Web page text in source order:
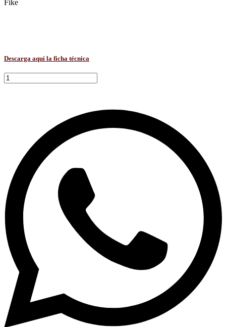
Fike
Descarga aquí la ficha técnica
Paneles
de